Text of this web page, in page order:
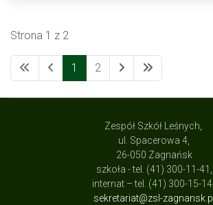
Strona 1 z 2
1 2
Zespół Szkół Leśnych,
ul. Spacerowa 4,
26-050 Zagnańsk
szkoła - tel. (41) 300-11-41,
internat – tel. (41) 300-15-14,
sekretariat@zsl-zagnansk.pl